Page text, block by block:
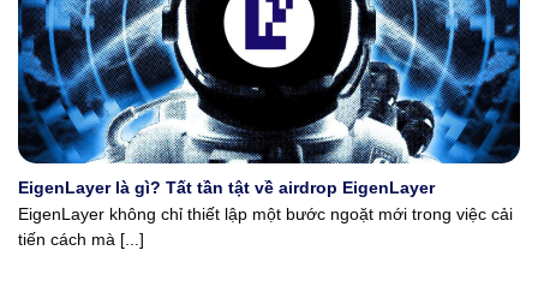
EigenLayer là gì? Tất tần tật về airdrop EigenLayer
EigenLayer không chỉ thiết lập một bước ngoặt mới trong việc cải
tiến cách mà [...]